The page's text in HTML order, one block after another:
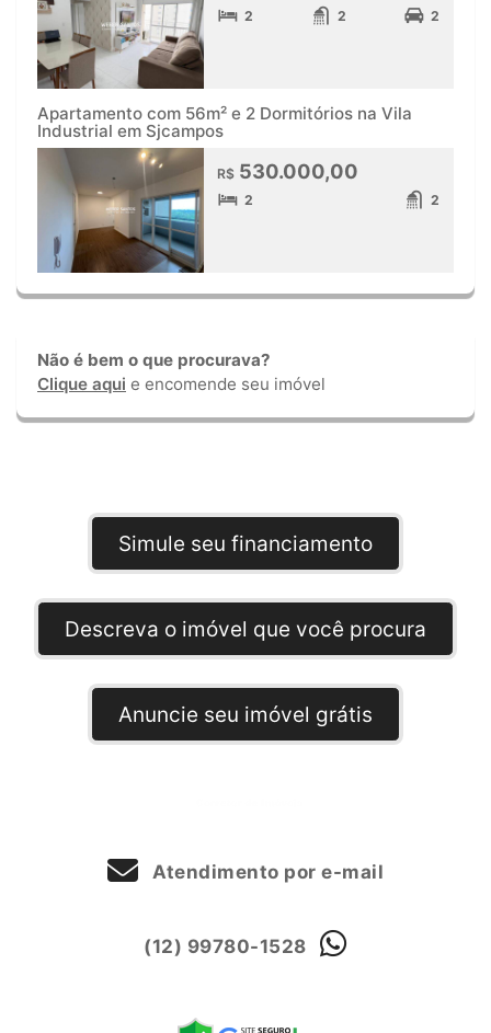
2 2 2
Apartamento com 56m² e 2 Dormitórios na Vila
Industrial em Sjcampos
R$ 530.000,00
2 2
Não é bem o que procurava?
Clique aqui e encomende seu imóvel
Simule seu financiamento
Descreva o imóvel que você procura
Anuncie seu imóvel grátis
Atendimento por e-mail
(12) 99780-1528